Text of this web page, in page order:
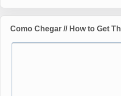
Como Chegar // How to Get